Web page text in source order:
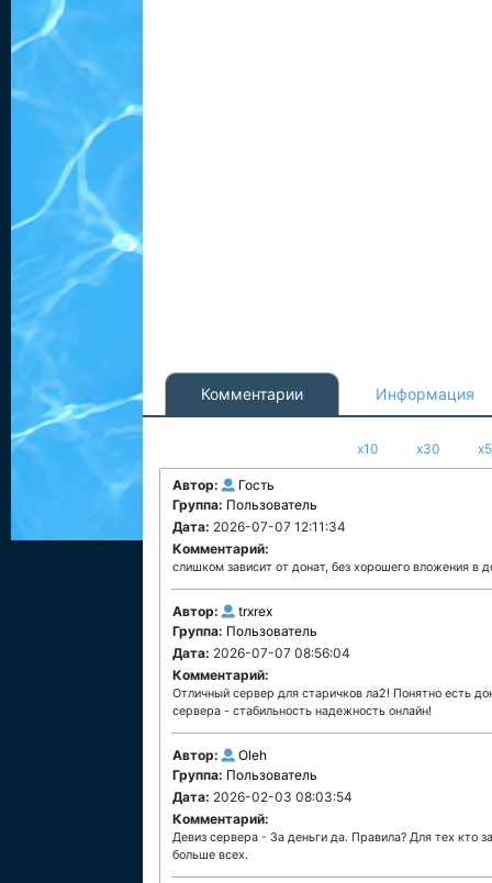
Комментарии Информация
x10 x30
Автор:
Гость
Группа: Пользователь
Дата: 2026-07-07 12:11:34
Комментарий:
слишком зависит от донат, без хорошего вложения в
Автор:
trxrex
Группа: Пользователь
Дата: 2026-07-07 08:56:04
Комментарий:
Отличный сервер для старичков ла2! Понятно есть
сервера - стабильность надежность онлайн!
Автор:
Oleh
Группа: Пользователь
Дата: 2026-02-03 08:03:54
Комментарий:
Девиз сервера - За деньги да. Правила? Для тех кто
больше всех.